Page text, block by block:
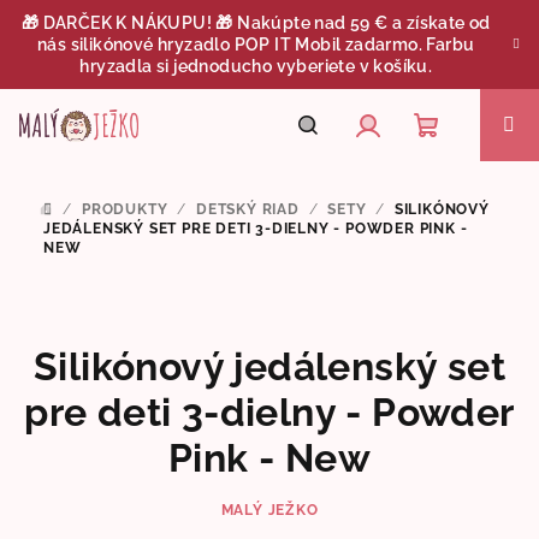
Prejsť
🎁 DARČEK K NÁKUPU! 🎁 Nakúpte nad 59 € a získate od
nás silikónové hryzadlo POP IT Mobil zadarmo. Farbu
hryzadla si jednoducho vyberiete v košíku.
Nákupný
košík
DOMOV
/ PRODUKTY / DETSKÝ RIAD / SETY /
SILIKÓNOVÝ
JEDÁLENSKÝ SET PRE DETI 3-DIELNY - POWDER PINK -
NEW
Silikónový jedálenský set
pre deti 3-dielny - Powder
Pink - New
MALÝ JEŽKO